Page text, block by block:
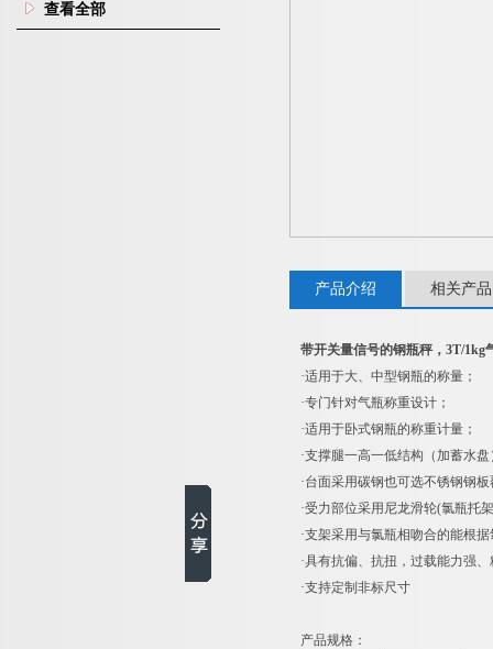
查看全部
产品介绍 相关产品
带开关量信号的钢瓶秤，3T/1kg
·适用于大、中型钢瓶的称量；
·专门针对气瓶称重设计；
·适用于卧式钢瓶的称重计量；
·支撑腿一高一低结构（加蓄水盘
·台面采用碳钢也可选不锈钢钢
·受力部位采用尼龙滑轮(氯瓶托
·支架采用与氯瓶相吻合的能根
·具有抗偏、抗扭，过载能力强
·支持定制非标尺寸
产品规格：